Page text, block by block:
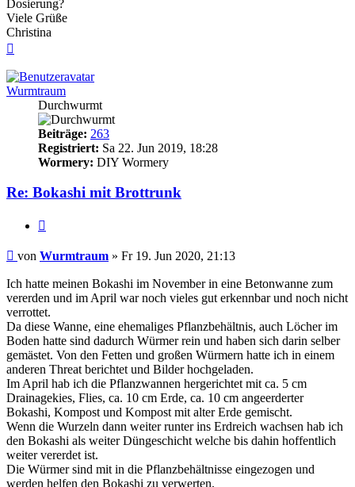
Dosierung?
Viele Grüße
Christina
Wurmtraum
Durchwurmt
Beiträge: 263
Registriert: Sa 22. Jun 2019, 18:28
Wormery: DIY Wormery
Re: Bokashi mit Brottrunk
Beitrag
von Wurmtraum » Fr 19. Jun 2020, 21:13
Ich hatte meinen Bokashi im November in eine Betonwanne zum
vererden und im April war noch vieles gut erkennbar und noch nicht
verrottet.
Da diese Wanne, eine ehemaliges Pflanzbehältnis, auch Löcher im
Boden hatte sind dadurch Würmer rein und haben sich darin selber
gemästet. Von den Fetten und großen Würmern hatte ich in einem
anderen Threat berichtet und Bilder hochgeladen.
Im April hab ich die Pflanzwannen hergerichtet mit ca. 5 cm
Drainagekies, Flies, ca. 10 cm Erde, ca. 10 cm angeerderter
Bokashi, Kompost und Kompost mit alter Erde gemischt.
Wenn die Wurzeln dann weiter runter ins Erdreich wachsen hab ich
den Bokashi als weiter Düngeschicht welche bis dahin hoffentlich
weiter vererdet ist.
Die Würmer sind mit in die Pflanzbehältnisse eingezogen und
werden helfen den Bokashi zu verwerten.